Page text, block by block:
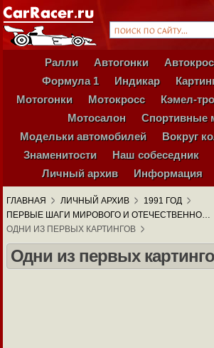
Ралли Автогонки
Формула 1
Индикар
Мотогонки
Мотокросс Кэмел-
Мотосалон
Спортивные
Модельки автомобилей
Вокруг
Знаменитости
Наш собеседник
Личный архив
Информация
ГЛАВНАЯ ЛИЧНЫЙ АРХИВ
1991 ГОД
ПЕРВЫЕ ШАГИ МИРОВОГО И ОТЕЧЕСТВЕННО…
ОДНИ ИЗ ПЕРВЫХ КАРТИНГОВ
Одни из первых